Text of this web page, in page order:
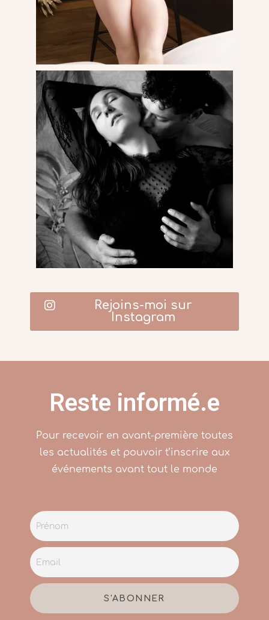
Rejoins-moi sur
Instagram
Reste informé.e
Pour recevoir en avant-première toutes
les actualités et pouvoir t’inscrire aux
événements avant tout le monde